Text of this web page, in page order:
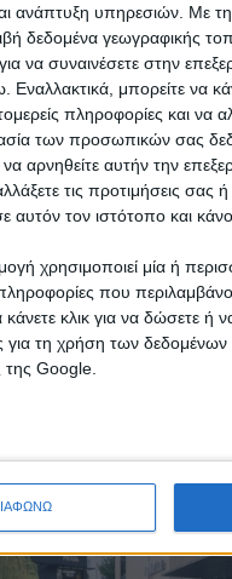
ανάπτυξη υπηρεσιών. Με
δεδομένα γεωγραφικής
να συναινέσετε στην
μπορείτε να
πληροφορίες και να
των προσωπικών σας
αρνηθείτε αυτήν την
τις προτιμήσεις σας
τον ιστότοπο και
χρησιμοποιεί μία ή
που
κλικ για να δώσετε ή
για τη χρήση των
της Google.